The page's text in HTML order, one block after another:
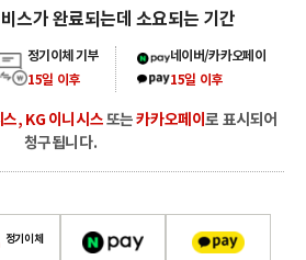
스가 완료되는데 소요되는 기간
정기이체 기부
15일 이후
카카오페이, 네이버페이
네이버/카카오페이
15일 이후
, KG 이니시스또는카카오페이로 표시되어
청구됩니다.
정기이체
네이버페이 카카오페이